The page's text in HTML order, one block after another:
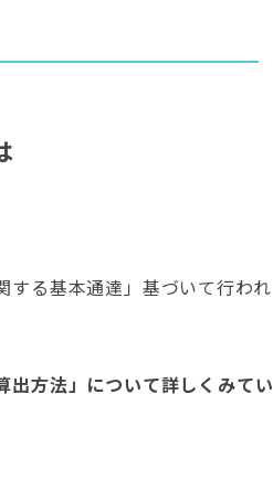
する基本通達」基づいて行われ
出方法」について詳しくみてい